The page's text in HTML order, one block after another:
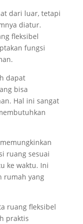
dari luar, tetapi
diatur.
fleksibel
fungsi
dapat
bisa
Hal ini sangat
ruang sesuai
ke waktu. Ini
rumah yang
ruang fleksibel
praktis